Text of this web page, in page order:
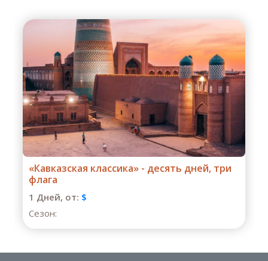
Четырехдневный тур «Главное в
Армении»
1 Дней,от: $
Сезон: